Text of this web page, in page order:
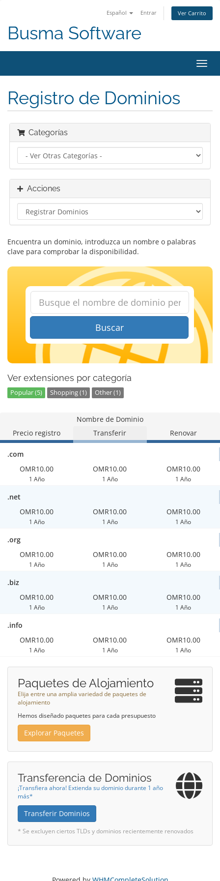
Español Entrar Ver Carrito
Busma Software
Registro de Dominios
Categorías
Acciones
Encuentra un dominio, introduzca un nombre o palabras
clave para comprobar la disponibilidad.
Buscar
Ver extensiones por categoría
Popular (5) Shopping (1) Other (1)
Nombre de Dominio
Precio registro
Transferir Renovar
.com
OMR10.00
1 Año
OMR10.00
1 Año
OMR10.00
1 Año
.net
OMR10.00
1 Año
OMR10.00
1 Año
OMR10.00
1 Año
.org
OMR10.00
1 Año
OMR10.00
1 Año
OMR10.00
1 Año
.biz
OMR10.00
1 Año
OMR10.00
1 Año
OMR10.00
1 Año
.info
OMR10.00
1 Año
OMR10.00
1 Año
OMR10.00
1 Año
Paquetes de Alojamiento
Elija entre una amplia variedad de paquetes de
alojamiento
Hemos diseñado paquetes para cada presupuesto
Explorar Paquetes
Transferencia de Dominios
¡Transfiera ahora! Extienda su dominio durante 1 año
más*
Transferir Dominios
* Se excluyen ciertos TLDs y dominios recientemente renovados